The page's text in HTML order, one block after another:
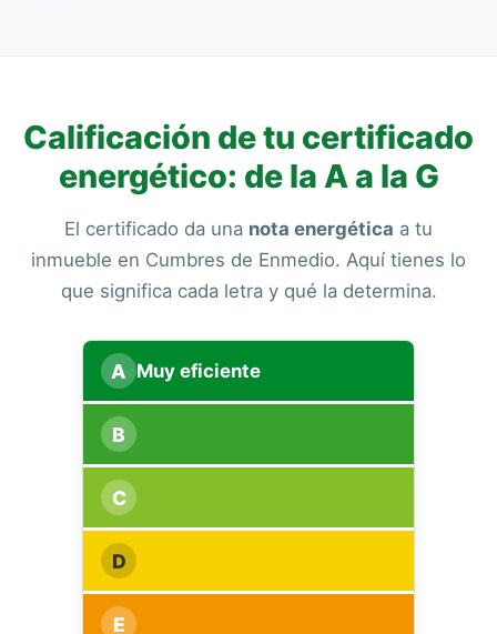
Calificación de tu certificado
energético: de la A a la G
El certificado da una nota energética a tu
inmueble en Cumbres de Enmedio. Aquí tienes lo
que significa cada letra y qué la determina.
A Muy eficiente
B
C
D
E